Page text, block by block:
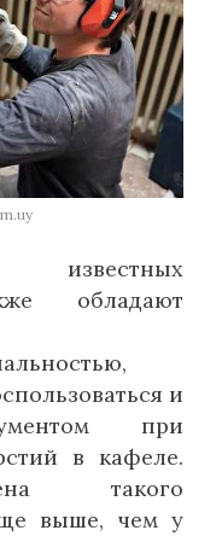
известных
обладают
и
при
в кафеле.
такого
выше, чем у